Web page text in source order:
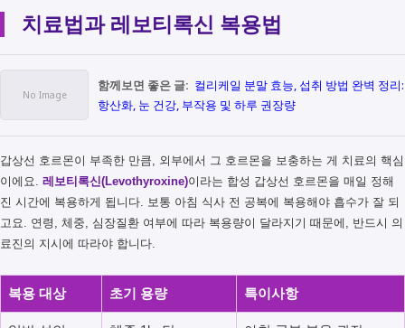
치료법과 레보티록신 복용법
함께보면 좋은 글: 컬리케일 분말 효능, 섭취 방법 완벽 정리:
항산화, 눈 건강, 부작용 및 하루 권장량
갑상선 호르몬이 부족한 만큼, 외부에서 그 호르몬을 보충하는 게 치료의 핵심
이에요. 레보티록신(Levothyroxine)이라는 합성 갑상선 호르몬을 매일 정해
진 시간에 복용하게 됩니다. 보통 아침 식사 전 공복에 복용해야 흡수가 잘 되
고요. 연령, 체중, 심장질환 여부에 따라 복용량이 달라지기 때문에, 반드시 의
료진의 지시에 따라야 합니다.
복용 대상 초기 용량 특이사항